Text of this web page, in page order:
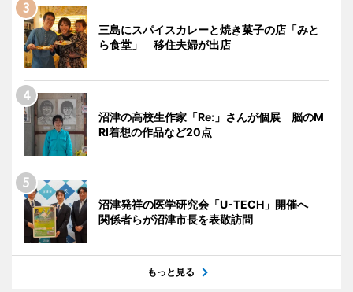
三島にスパイスカレーと焼き菓子の店「みと
ら食堂」 移住夫婦が出店
沼津の高校生作家「Re:」さんが個展 脳のM
RI着想の作品など20点
沼津発祥の医学研究会「U-TECH」開催へ
関係者らが沼津市長を表敬訪問
もっと見る